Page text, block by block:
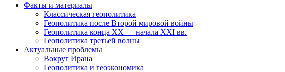
Факты и материалы
Классическая геополитика
Геополитика после Второй мировой войны
Геополитика конца XX — начала XXI вв.
Геополитика третьей волны
Актуальные проблемы
Вокруг Ирана
Геополитика и геоэкономика